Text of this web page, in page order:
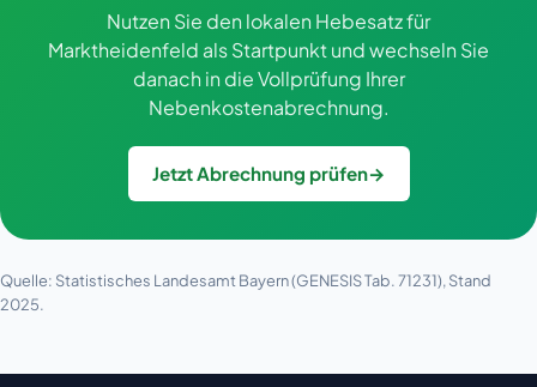
Nutzen Sie den lokalen Hebesatz für
Marktheidenfeld als Startpunkt und wechseln Sie
danach in die Vollprüfung Ihrer
Nebenkostenabrechnung.
Jetzt Abrechnung prüfen→
Quelle: Statistisches Landesamt Bayern (GENESIS Tab. 71231), Stand
2025.